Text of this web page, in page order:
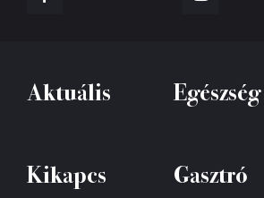
Aktuális Egészség
Kikapcs Gasztró